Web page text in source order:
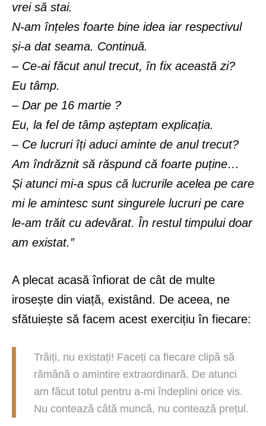
vrei să stai.
N-am înțeles foarte bine idea iar respectivul
și-a dat seama. Continuă.
– Ce-ai făcut anul trecut, în fix această zi?
Eu tâmp.
– Dar pe 16 martie ?
Eu, la fel de tâmp așteptam explicația.
– Ce lucruri îți aduci aminte de anul trecut?
Am îndrăznit să răspund că foarte puține…
Și atunci mi-a spus că lucrurile acelea pe care
mi le amintesc sunt singurele lucruri pe care
le-am trăit cu adevărat. În restul timpului doar
am existat.”
A plecat acasă înfiorat de cât de multe
irosește din viață, existând. De aceea, ne
sfătuiește să facem acest exercițiu în fiecare:
Trăiți, nu existați! Faceți ca fiecare clipă să
rămână o amintire extraordinară. De atunci
am făcut totul pentru a-mi îndeplini orice vis.
Nu contează câtă muncă, nu contează prețul.